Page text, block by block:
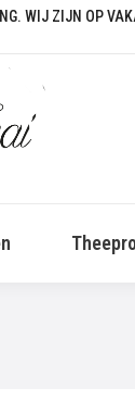
WIJ ZIJN OP